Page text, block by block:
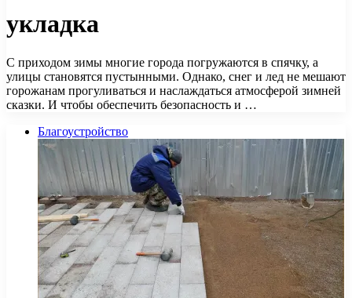
укладка
С приходом зимы многие города погружаются в спячку, а
улицы становятся пустынными. Однако, снег и лед не мешают
горожанам прогуливаться и наслаждаться атмосферой зимней
сказки. И чтобы обеспечить безопасность и …
Благоустройство